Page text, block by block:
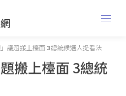
」議題搬上檯面 3總統候選人提看法
搬上檯面 3總統